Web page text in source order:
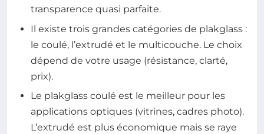
transparence quasi parfaite.
Il existe trois grandes catégories de plakglass :
le coulé, l’extrudé et le multicouche. Le choix
dépend de votre usage (résistance, clarté,
prix).
Le plakglass coulé est le meilleur pour les
applications optiques (vitrines, cadres photo).
L’extrudé est plus économique mais se raye